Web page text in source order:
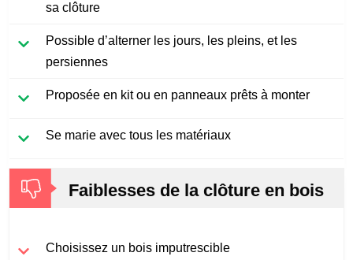
sa clôture
Possible d’alterner les jours, les pleins, et les
persiennes
Proposée en kit ou en panneaux prêts à monter
Se marie avec tous les matériaux
Faiblesses de la clôture en bois
Choisissez un bois imputrescible